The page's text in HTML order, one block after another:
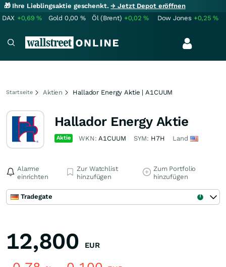
🎁 Ihre Lieblingsaktie geschenkt.→ Jetzt Depot eröffnen
DAX +0,69% Gold 0,00 % Öl (Brent) +0,02% Dow Jones +0,25%
Startseite Aktien Hallador Energy Aktie | A1CUUM
Hallador Energy Aktie
Aktie WKN:A1CUUM SYM: H7H Land
Alarme
einrichten
Zur Watchlist
hinzufügen
Zum Portfolio
hinzufügen
Tradegate
12,800 EUR